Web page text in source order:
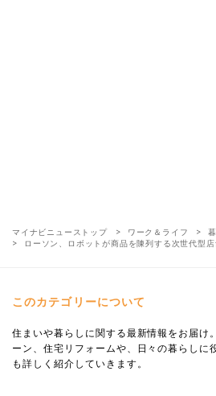
マイナビニューストップ ワーク＆ライフ
ローソン、ロボットが商品を陳列する次世代型
このカテゴリーについて
住まいや暮らしに関する最新情報をお届け
ーン、住宅リフォームや、日々の暮らしに
も詳しく紹介していきます。